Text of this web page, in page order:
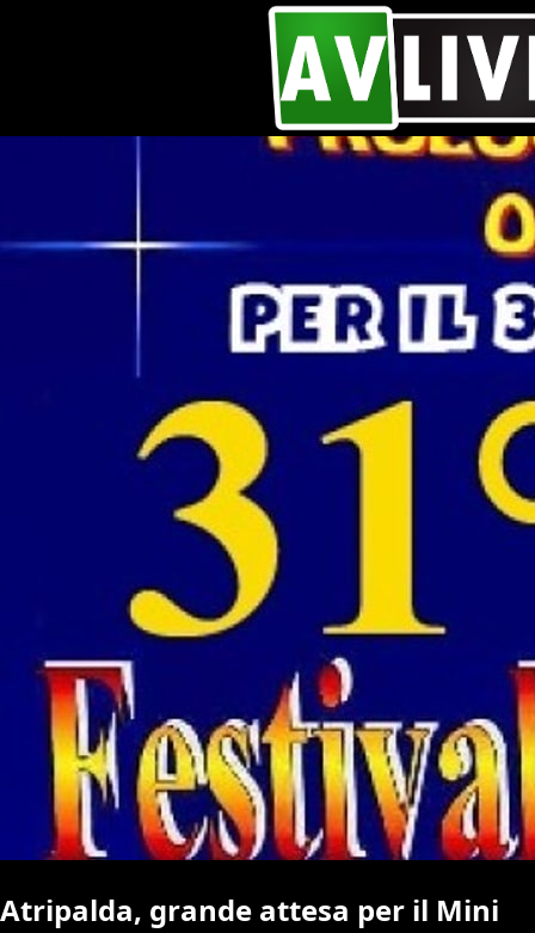
Atripalda, grande attesa per il Mini